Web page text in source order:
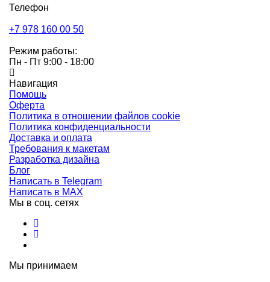
Телефон
+7 978 160 00 50
Режим работы:
Пн - Пт 9:00 - 18:00
Навигация
Помощь
Оферта
Политика в отношении файлов cookie
Политика конфиденциальности
Доставка и оплата
Требования к макетам
Разработка дизайна
Блог
Написать в Telegram
Написать в MAX
Мы в соц. сетях
Мы принимаем